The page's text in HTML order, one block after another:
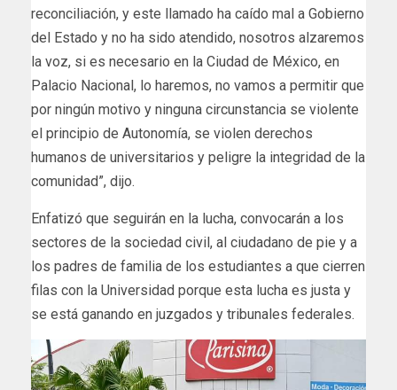
reconciliación, y este llamado ha caído mal a Gobierno
del Estado y no ha sido atendido, nosotros alzaremos
la voz, si es necesario en la Ciudad de México, en
Palacio Nacional, lo haremos, no vamos a permitir que
por ningún motivo y ninguna circunstancia se violente
el principio de Autonomía, se violen derechos
humanos de universitarios y peligre la integridad de la
comunidad”, dijo.
Enfatizó que seguirán en la lucha, convocarán a los
sectores de la sociedad civil, al ciudadano de pie y a
los padres de familia de los estudiantes a que cierren
filas con la Universidad porque esta lucha es justa y
se está ganando en juzgados y tribunales federales.